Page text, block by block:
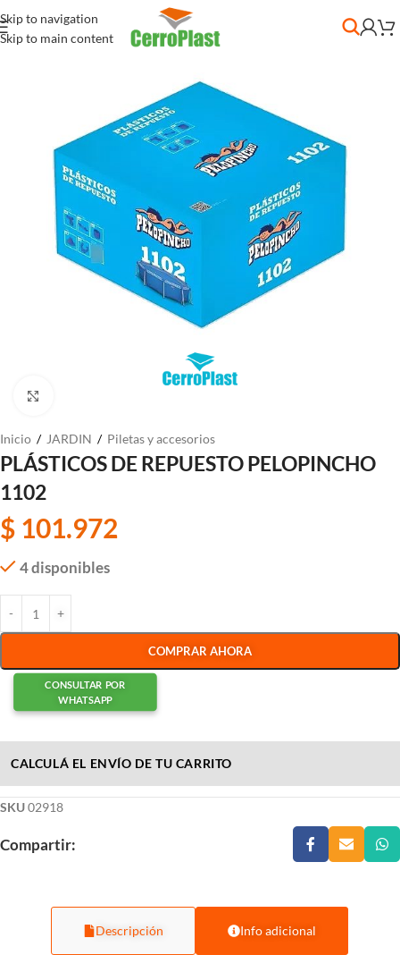
Skip to navigation
Skip to main content
Inicio / JARDIN / Piletas y accesorios
PLÁSTICOS DE REPUESTO PELOPINCHO
1102
$ 101.972
4 disponibles
COMPRAR AHORA
CONSULTAR POR
WHATSAPP
CALCULÁ EL ENVÍO DE TU CARRITO
SKU02918
Compartir:
Descripción Info adicional